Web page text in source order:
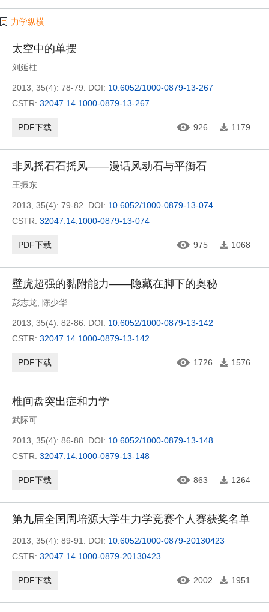
力学纵横
太空中的单摆
刘延柱
2013, 35(4): 78-79. DOI: 10.6052/1000-0879-13-267
CSTR: 32047.14.1000-0879-13-267
PDF下载 926 1179
非风摇石石摇风——漫话风动石与平衡石
王振东
2013, 35(4): 79-82. DOI: 10.6052/1000-0879-13-074
CSTR: 32047.14.1000-0879-13-074
PDF下载 975 1068
壁虎超强的黏附能力——隐藏在脚下的奥秘
彭志龙 陈少华
2013, 35(4): 82-86. DOI: 10.6052/1000-0879-13-142
CSTR: 32047.14.1000-0879-13-142
PDF下载 1726 1576
椎间盘突出症和力学
武际可
2013, 35(4): 86-88. DOI: 10.6052/1000-0879-13-148
CSTR: 32047.14.1000-0879-13-148
PDF下载 863 1264
第九届全国周培源大学生力学竞赛个人赛获奖名单
2013, 35(4): 89-91. DOI: 10.6052/1000-0879-20130423
CSTR: 32047.14.1000-0879-20130423
PDF下载 2002 1951